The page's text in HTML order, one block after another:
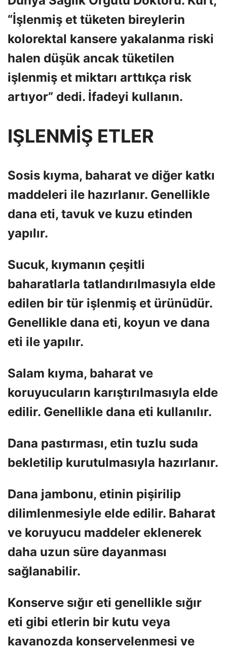
“İşlenmiş et tüketen bireylerin
kolorektal kansere yakalanma riski
halen düşük ancak tüketilen
işlenmiş et miktarı arttıkça risk
artıyor” dedi. İfadeyi kullanın.
IŞLENMİŞ ETLER
Sosis kıyma, baharat ve diğer katkı
maddeleri ile hazırlanır. Genellikle
dana eti, tavuk ve kuzu etinden
yapılır.
Sucuk, kıymanın çeşitli
baharatlarla tatlandırılmasıyla elde
edilen bir tür işlenmiş et ürünüdür.
Genellikle dana eti, koyun ve dana
eti ile yapılır.
Salam kıyma, baharat ve
koruyucuların karıştırılmasıyla elde
edilir. Genellikle dana eti kullanılır.
Dana pastırması, etin tuzlu suda
bekletilip kurutulmasıyla hazırlanır.
Dana jambonu, etinin pişirilip
dilimlenmesiyle elde edilir. Baharat
ve koruyucu maddeler eklenerek
daha uzun süre dayanması
sağlanabilir.
Konserve sığır eti genellikle sığır
eti gibi etlerin bir kutu veya
kavanozda konservelenmesi ve